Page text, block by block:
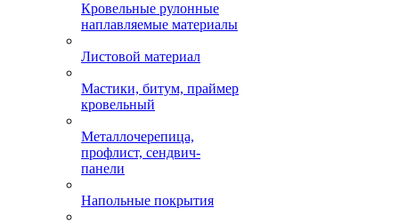
Кровельные рулонные
наплавляемые материалы
Листовой материал
Мастики, битум, праймер
кровельный
Металлочерепица,
профлист, сендвич-
панели
Напольные покрытия